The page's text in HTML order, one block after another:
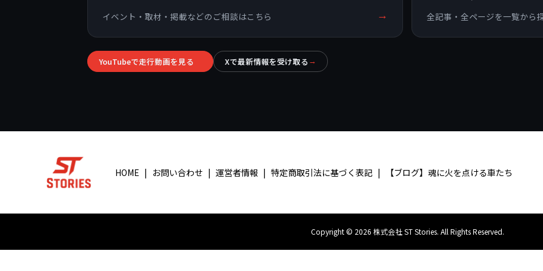
イベント・取材・掲載などのご相談はこちら → 全記事・全ページを一覧から
YouTubeで走行動画を見る Xで最新情報を受け取る →
HOME お問い合わせ 運営者情報 特定商取引法に基づく表記 【ブログ】魂に火を点ける車たち
Copyright © 2026 株式会社 ST Stories. All Rights Reserved.